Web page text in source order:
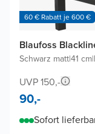
60 € Rabatt je 600 €
Blaufoss
Schwarz matt|41 cm|
UVP 150,-
90,-
Sofort